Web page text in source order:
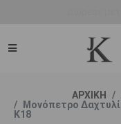
ΑΡΧΙΚΗ
Μονόπετρο
K18